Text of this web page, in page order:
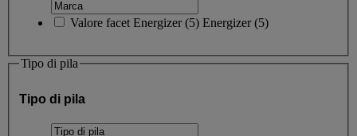
Valore facet Energizer(5) Energizer(5)
Tipo di pila
Tipo di pila